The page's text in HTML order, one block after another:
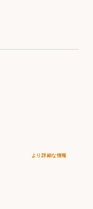
より詳細な情報